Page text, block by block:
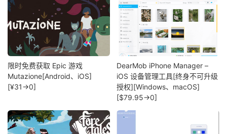
限时免费获取 Epic 游戏
Mutazione[Android、iOS]
[¥31→0]
DearMob iPhone Manager –
iOS 设备管理工具[终身不可升级
授权][Windows、macOS]
[$79.95→0]